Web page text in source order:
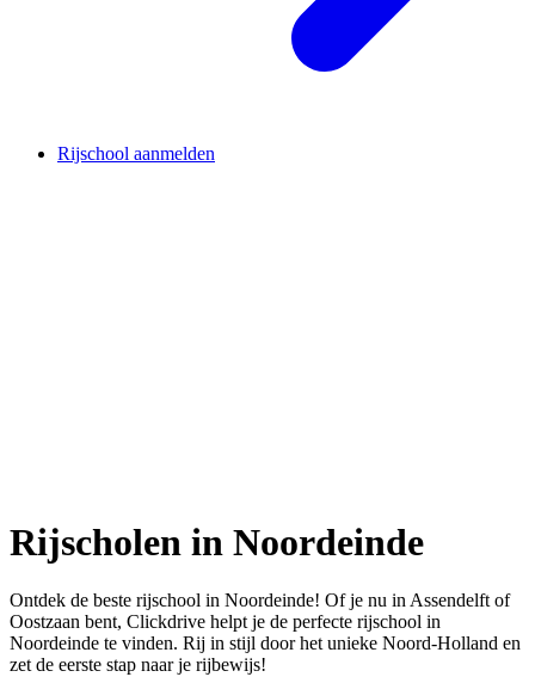
Rijschool aanmelden
Rijscholen in Noordeinde
Ontdek de beste rijschool in Noordeinde! Of je nu in Assendelft of
Oostzaan bent, Clickdrive helpt je de perfecte rijschool in
Noordeinde te vinden. Rij in stijl door het unieke Noord-Holland en
zet de eerste stap naar je rijbewijs!